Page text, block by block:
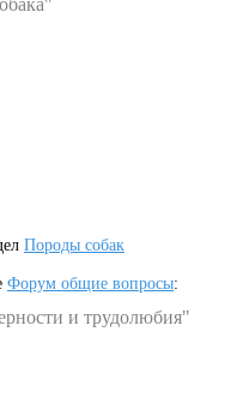
Породы собак
Форум общие вопросы:
и трудолюбия"